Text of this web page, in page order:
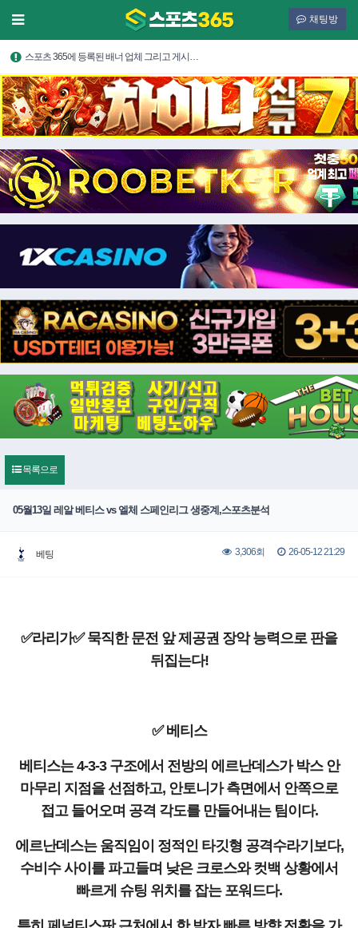
채팅방
스포츠 365에 등록된 배너 업체 그리고 게시…
목록으로
05월13일 레알 베티스 vs 엘체 스페인리그 생중계,스포츠분석
베팅 3,306회 26-05-12 21:29
✅라리가✅ 묵직한 문전 앞 제공권 장악 능력으로 판을
뒤집는다!
✅ 베티스
베티스는 4-3-3 구조에서 전방의 에르난데스가 박스 안
마무리 지점을 선점하고, 안토니가 측면에서 안쪽으로
접고 들어오며 공격 각도를 만들어내는 팀이다.
에르난데스는 움직임이 정적인 타깃형 공격수라기보다,
수비수 사이를 파고들며 낮은 크로스와 컷백 상황에서
빠르게 슈팅 위치를 잡는 포워드다.